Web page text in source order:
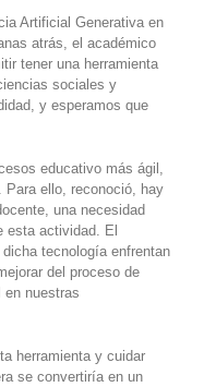
Artificial Generativa en
atrás, el académico
tener una herramienta
sociales y
y esperamos que
educativo más ágil,
Para ello, reconoció, hay
una necesidad
esta actividad. El
tecnología enfrentan
del proceso de
en nuestras
herramienta y cuidar
se convertiría en un